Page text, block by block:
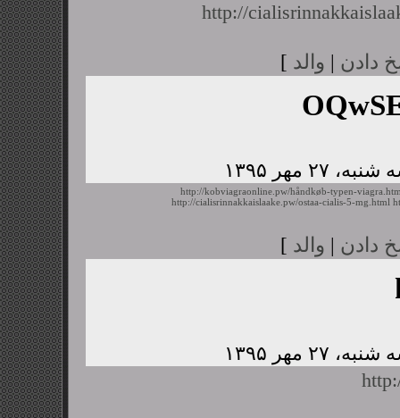
http://
دادن | والد ]
http://kobviagraonline.pw/håndkøb-typen-
http://cialisrinnakkaislaake.pw/ostaa-cialis-5-mg.html
دادن | والد ]